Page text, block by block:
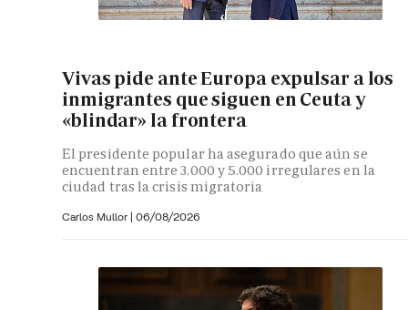
Vivas pide ante Europa expulsar a los
inmigrantes que siguen en Ceuta y
«blindar» la frontera
El presidente popular ha asegurado que aún se
encuentran entre 3.000 y 5.000 irregulares en la
ciudad tras la crisis migratoria
Carlos Mullor | 06/08/2026